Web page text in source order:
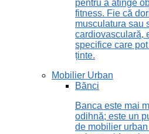
pentru a atinge
fitness. Fie că
musculatura sau
cardiovasculară,
specifice care
ținte.
Mobilier Urban
Bănci
Banca este mai
odihnă; este un
de mobilier